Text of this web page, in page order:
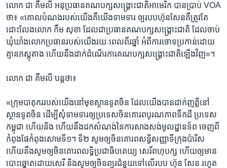
លោក ជា គឹមលី អនុ​ប្រធាន​គណបក្ស​សង្គ្រោះ​ជាតិ​អាមេរិក បាន​ប្រាប់ VOA
ថា៖ «គោល​បំណង​របស់​យើង​គឺ​យើង​ទាម​ទារ ឲ្យ​របប​ហ៊ុន​សែន​គឺ​ត្រូវ​តែ​
ដោះ​លែង​លោក កឹម​ សុខា ដែល​ជា​ប្រធាន​គណបក្ស​សង្គ្រោះ​ជាតិ ដែលចាប់​
ឃុំ​ឃាំង​លោក​ប្រធាន​របស់​យើង​រយៈពេល​ពីរ​ឆ្នាំ អំពី​ការ​ចោទ​ប្រកាន់​ដោយ​
គ្មានភស្តុតាង ហើយ​នឹង​ដាក់​ដំណើរ​ការ​គណបក្ស​សង្គ្រោះ​ជាតិ​ឡើង​វិញ​»។
លោក ជា គឹមលី ​បន្ត​ថា៖
«ក្រុម​បាតុករ​របស់​យើង​នៅ​មុខ​ស្ថាន​ទូត​ចិន​ ដែល​យើង​បាន​ដាក់​ញត្តិ​នៅ​
ស្ថាន​ទូត​ចិន ដើម្បី​សុំ​ទាម​ទារ​ឲ្យ​ប្រទេស​ចិន​គោរព​បូរណភាព​ទឹក​ដី ប្រទេស​
កម្ពុជា​ ហើយ​និង ហើយ​នឹង​ដក​សំណង់​នៃ​ការ​សាង​សង់មូលដ្ឋាន​ទ័ព ចេញពី​
កំពុង​ផែ​កំពុង​សោមទី១។ ទី២ សូម​ឲ្យ​ចិន​គោរព​សន្ធិ​សញ្ញា​ទី​ក្រុង​ប៉ារីស
ហើយ​នឹង​សូ​ម​ឲ្យ​ចិន​គោរព​លទ្ធិ​ប្រជាធិបតេយ្យ សេរី​ពហុបក្ស ហើយ​ឲ្យ​មាន​
បោះ​ឆ្នោត​ដោយ​សេរី​ និង​សូម​ឲ្យ​ចិន​ព្យួរ​ជំនួយ​ទៅ​លើ​របប​ ហ៊ុន​ សែន រហូត​